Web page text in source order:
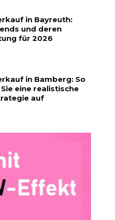
in Bayreuth:
und deren
für 2026
in Bamberg: So
eine realistische
auf